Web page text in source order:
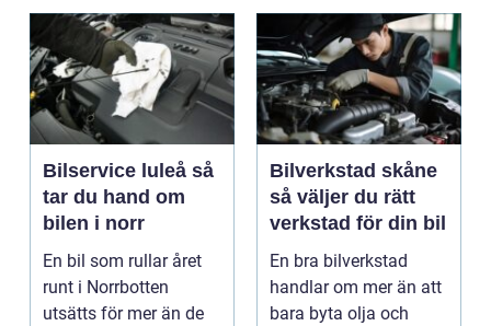
Bilservice luleå så
tar du hand om
bilen i norr
En bil som rullar året
runt i Norrbotten
utsätts för mer än de
Bilverkstad skåne
så väljer du rätt
verkstad för din bil
En bra bilverkstad
handlar om mer än att
bara byta olja och